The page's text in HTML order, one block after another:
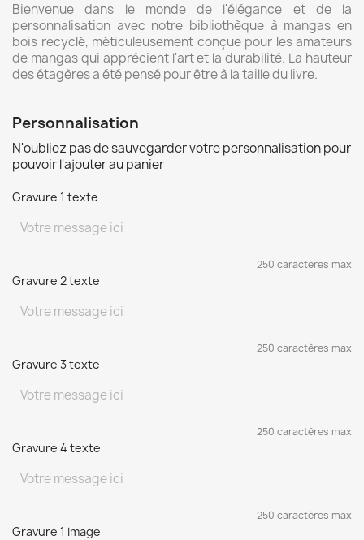
Bienvenue dans le monde de l'élégance et de la
personnalisation avec notre bibliothèque à mangas en
bois recyclé, méticuleusement conçue pour les amateurs
de mangas qui apprécient l'art et la durabilité. La hauteur
des étagères a été pensé pour être à la taille du livre.
Personnalisation
N'oubliez pas de sauvegarder votre personnalisation pour
pouvoir l'ajouter au panier
Gravure 1 texte
250 caractères max
Gravure 2 texte
250 caractères max
Gravure 3 texte
250 caractères max
Gravure 4 texte
250 caractères max
Gravure 1 image